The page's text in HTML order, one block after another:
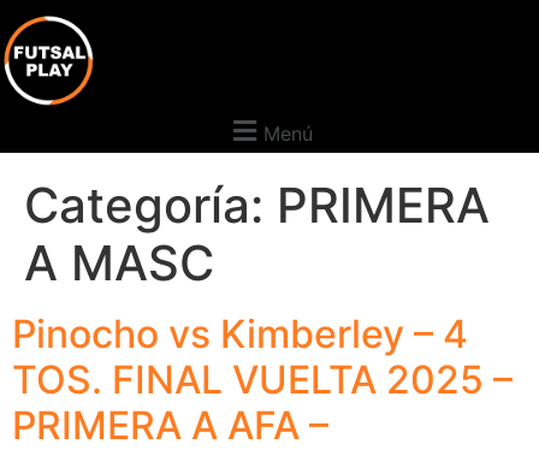
Menú
Categoría: PRIMERA
A MASC
Pinocho vs Kimberley – 4
TOS. FINAL VUELTA 2025 –
PRIMERA A AFA –